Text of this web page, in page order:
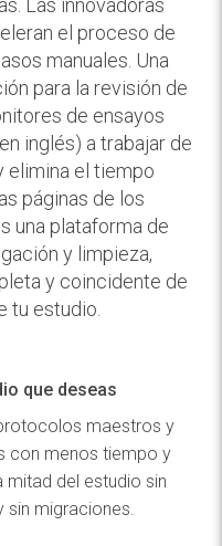
Las innovadoras
el proceso de
manuales. Una
para la revisión de
de ensayos
inglés) a trabajar de
elimina el tiempo
páginas de los
una plataforma de
y limpieza,
y coincidente de
tu estudio.
que deseas
maestros y
con menos tiempo y
del estudio sin
sin migraciones.